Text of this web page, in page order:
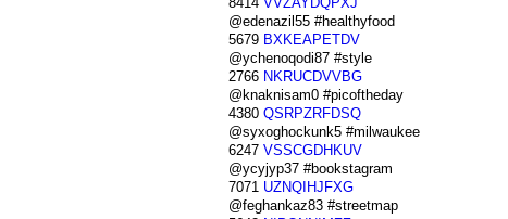
@edenazil55 #healthyfood
5679 BXKEAPETDV
@ychenoqodi87 #style
2766 NKRUCDVVBG
@knaknisam0 #picoftheday
4380 QSRPZRFDSQ
@syxoghockunk5 #milwaukee
6247 VSSCGDHKUV
@ycyjyp37 #bookstagram
7071 UZNQIHJFXG
@feghankaz83 #streetmap